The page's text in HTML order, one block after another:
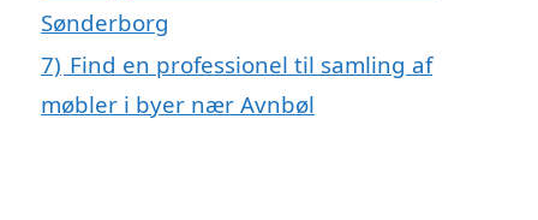
Sønderborg
7) Find en professionel til samling af
møbler i byer nær Avnbøl